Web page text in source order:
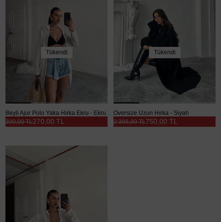
Tükendi
Beyli Ajur Polo Yaka Hırka Ekru - Ekru
270,00 TL
300,00 TL
Tükendi
Oversize Uzun Hırka - Siyah
750,00 TL
2.398,00 TL